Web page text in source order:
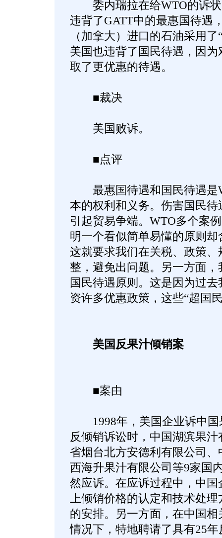
委内瑞拉在给WTO的诉状
违背了GATT中的最惠国待遇
（加拿大）进口的石油采用
美国也违背了国民待遇，因
取了更优惠的待遇。
■裁决
美国败诉。
■点评
最惠国待遇和国民待遇是
本的权利和义务。伤害国民
引起贸易争端。WTO多个案
明一个看似简单易懂的原则
这就要求我们在关税、政策
整，避免出问题。另一方面，
国民待遇原则。这是因为过
资许多优惠政策，这些“超国
美国反果汁倾销案
■案由
1998年，美国企业诉中国
反倾销诉讼时，中国湖滨果
省烟台北方安德利有限公司
西海升果汁有限公司等9家国
然应诉。在应诉过程中，中
上倾销价格的认定和技术处
的安排。另一方面，在中国
情况下，特地聘请了具有25